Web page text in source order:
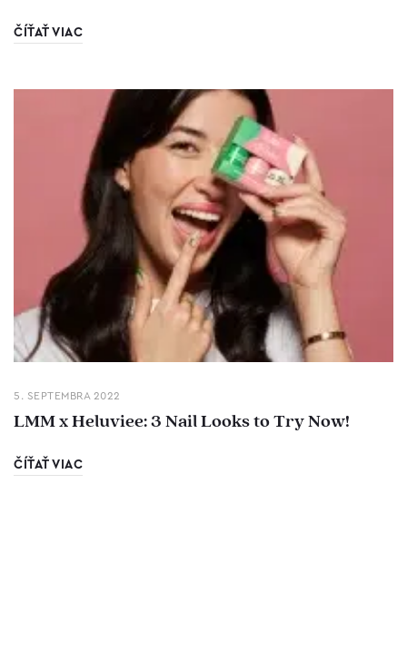
ČÍŤAŤ VIAC
5. SEPTEMBRA 2022
LMM x Heluviee: 3 Nail Looks to Try Now!
ČÍŤAŤ VIAC